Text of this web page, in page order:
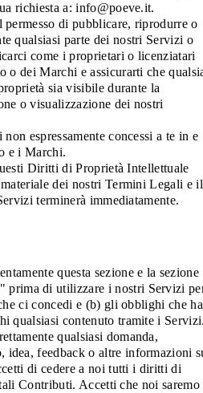
richiesta a: info@poeve.it.
permesso di pubblicare, riprodurre o
qualsiasi parte dei nostri Servizi o
come i proprietari o licenziatari
o dei Marchi e assicurarti che
sia visibile durante la
o visualizzazione dei nostri
espressamente concessi a te in e
e i Marchi.
Diritti di Proprietà Intellettuale
dei nostri Termini Legali e il
terminerà immediatamente.
questa sezione e la sezione
di utilizzare i nostri Servizi
ci concedi e (b) gli obblighi che
qualsiasi contenuto tramite i
qualsiasi domanda,
idea, feedback o altre informazioni
di cedere a noi tutti i diritti di
Contributi. Accetti che noi saremo